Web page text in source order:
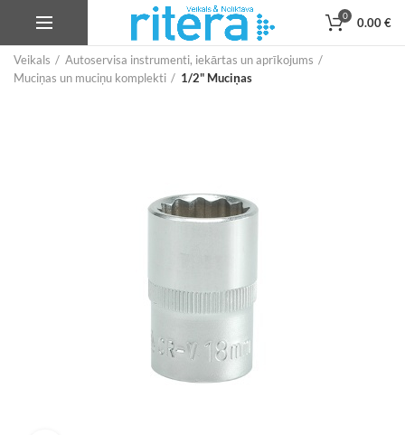
0 0.00€
Veikals
Autoservisa instrumenti, iekārtas un aprīkojums
Muciņas un muciņu komplekti
1/2" Muciņas